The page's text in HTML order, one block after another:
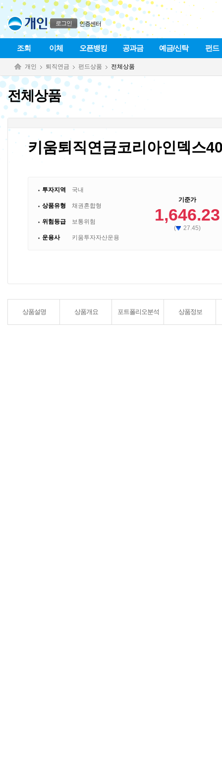
본문으로 바로가기
푸터 바로가기
로그인 인증센터
조회 이체 오픈뱅킹 공과금 예금/신탁 펀드
개인 퇴직연금 펀드상품 전체상품
전체상품
키움퇴직연금코리아인덱스
투자지역 국내
상품유형 채권혼합형
위험등급 보통위험
운용사 키움투자자산운용
기준가
1,646.23
( 27.45)
상품설명 상품개요 포트폴리오분석 상품정보